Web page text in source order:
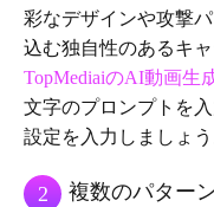
彩なデザインや攻撃
込む独自性のあるキ
TopMediaiのAI動画生
文字のプロンプトを
設定を入力しましょう
2 複数のパター